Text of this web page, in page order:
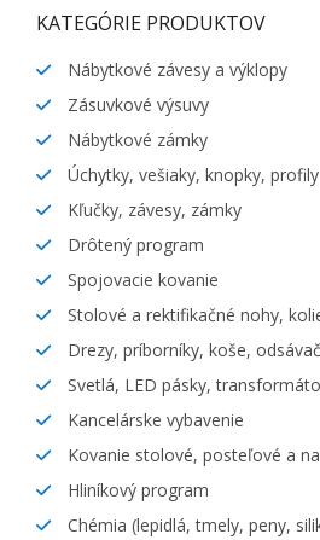
KATEGÓRIE PRODUKTOV
Nábytkové závesy a výklopy
Zásuvkové výsuvy
Nábytkové zámky
Úchytky, vešiaky, knopky, profily
Kľučky, závesy, zámky
Drôtený program
Spojovacie kovanie
Stolové a rektifikačné nohy,
Drezy, príborníky, koše,
Svetlá, LED pásky,
Kancelárske vybavenie
Kovanie stolové, posteľové a
Hliníkový program
Chémia (lepidlá, tmely, peny,